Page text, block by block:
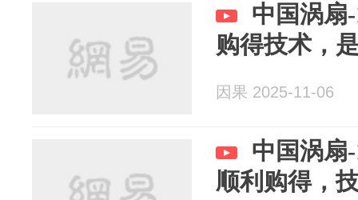
中国涡扇
购得技术，
因果 2025-11-06
中国涡扇
顺利购得，